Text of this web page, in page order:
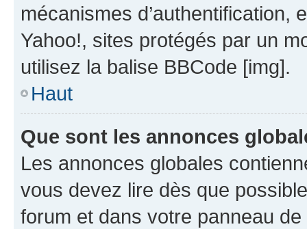
mécanismes d’authentification,
Yahoo!, sites protégés par un
utilisez la balise BBCode [img].
Haut
Que sont les annonces
Les annonces globales
vous devez lire dès que
forum et dans votre panneau